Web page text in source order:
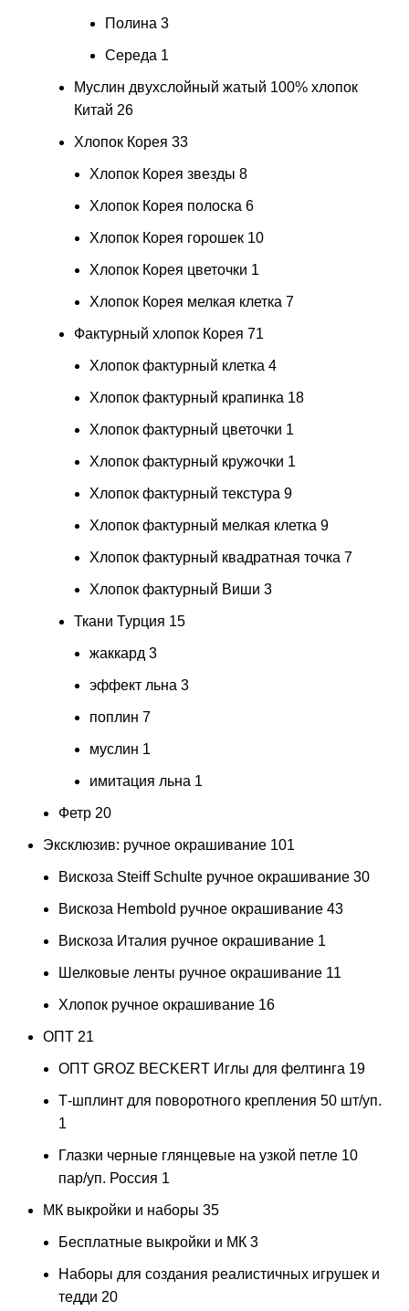
Полина 3
Середа 1
Муслин двухслойный жатый 100% хлопок
Китай 26
Хлопок Корея 33
Хлопок Корея звезды 8
Хлопок Корея полоска 6
Хлопок Корея горошек 10
Хлопок Корея цветочки 1
Хлопок Корея мелкая клетка 7
Фактурный хлопок Корея 71
Хлопок фактурный клетка 4
Хлопок фактурный крапинка 18
Хлопок фактурный цветочки 1
Хлопок фактурный кружочки 1
Хлопок фактурный текстура 9
Хлопок фактурный мелкая клетка 9
Хлопок фактурный квадратная точка 7
Хлопок фактурный Виши 3
Ткани Турция 15
жаккард 3
эффект льна 3
поплин 7
муслин 1
имитация льна 1
Фетр 20
Эксклюзив: ручное окрашивание 101
Вискоза Steiff Schulte ручное окрашивание 30
Вискоза Hembold ручное окрашивание 43
Вискоза Италия ручное окрашивание 1
Шелковые ленты ручное окрашивание 11
Хлопок ручное окрашивание 16
ОПТ 21
ОПТ GROZ BECKERT Иглы для фелтинга 19
Т-шплинт для поворотного крепления 50 шт/уп.
1
Глазки черные глянцевые на узкой петле 10
пар/уп. Россия 1
МК выкройки и наборы 35
Бесплатные выкройки и МК 3
Наборы для создания реалистичных игрушек и
тедди 20